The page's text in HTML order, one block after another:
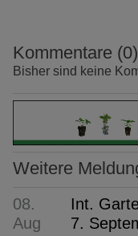
Kommentare (0)
Bisher sind keine
Weitere
08.
Aug
Int.
7.